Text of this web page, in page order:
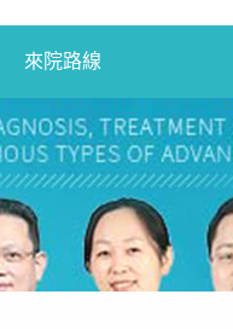
來院路線